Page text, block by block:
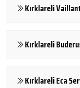
Kırklareli
Kırklareli
Kırklareli Eca